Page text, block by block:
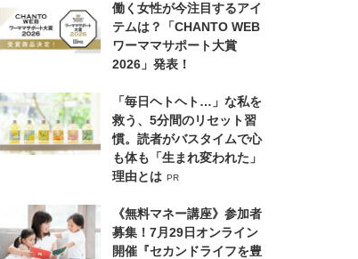
働く女性が今注目するアイ
テムは？「CHANTO WEB
ワーママサポート大賞
2026」発表！
「毎日ヘトヘト…」な私を
救う、5分間のリセット習
慣。読者がバスタイムで心
も体も「生まれ変われた」
理由とは PR
《無料マネー講座》参加者
募集！7月29日オンライン
開催『セカンドライフを豊